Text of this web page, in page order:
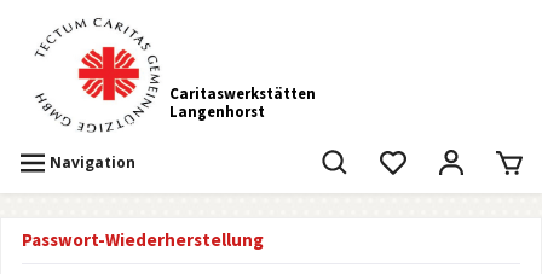
Caritaswerkstätten
Langenhorst
Navigation
Passwort-Wiederherstellung